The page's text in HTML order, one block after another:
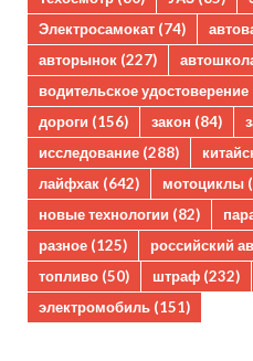
Электросамокат (74)
авторынок (227)
водительское удостоверение
дороги (156) закон (84)
исследование (288)
лайфхак (642) мотоциклы
новые технологии (82)
разное (125) российский
топливо (50) штраф (232)
электромобиль (151)